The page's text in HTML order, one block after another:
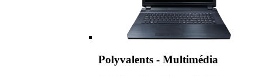
Polyvalents - Multimédia